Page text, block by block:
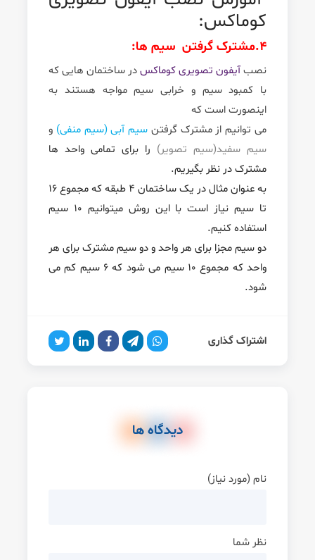
کوماکس:
4. مشترک گرفتن سیم ها:
نصبآیفون تصویری کوماکسدر ساختمان هایی که
با کمبود سیم و خرابی سیم مواجه هستند به
اینصورت است که
می توانیم از مشترک گرفتن سیم آبی (سیم منفی) و
سیم سفید(سیم تصویر) را برای تمامی واحد ها
مشترک در نظر بگیریم.
به عنوان مثال در یک ساختمان 4 طبقه که مجموع 16
تا سیم نیاز است با این روش میتوانیم 10 سیم
استفاده کنیم.
دو سیم مجزا برای هر واحد و دو سیم مشترک برای هر
واحد که مجموع 10 سیم می شود که 6 سیم کم می
شود.
اشتراک گذاری
دیدگاه ها
نام (مورد نیاز)
نظر شما